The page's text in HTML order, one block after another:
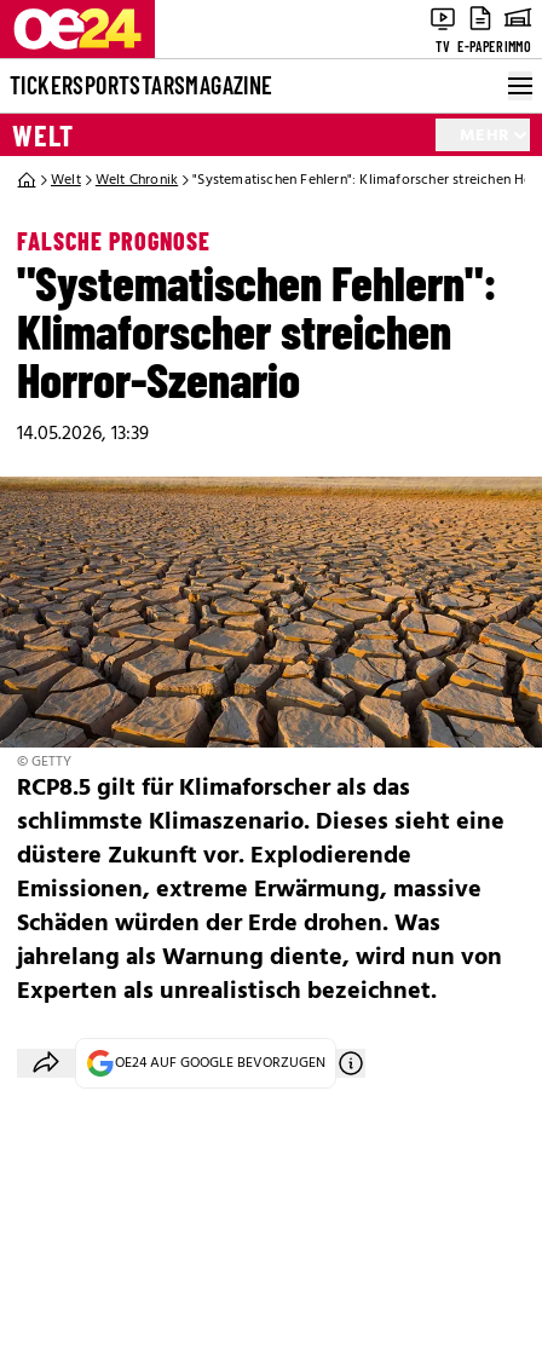
TV E-PAPERIMMO
TICKERSPORTSTARSMAGAZINE
WELT
Welt Welt Chronik "Systematischen Fehlern": Klimaforscher streichen
FALSCHE PROGNOSE
"Systematischen Fehlern":
Klimaforscher streichen
Horror-Szenario
14.05.2026, 13:39
© GETTY
RCP8.5 gilt für Klimaforscher als das
schlimmste Klimaszenario. Dieses sieht eine
düstere Zukunft vor. Explodierende
Emissionen, extreme Erwärmung, massive
Schäden würden der Erde drohen. Was
jahrelang als Warnung diente, wird nun von
Experten als unrealistisch bezeichnet.
OE24 AUF GOOGLE BEVORZUGEN